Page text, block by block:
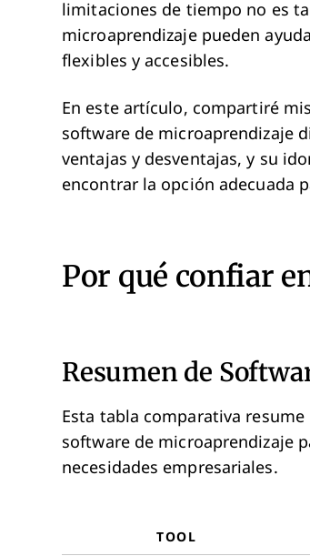
limitaciones de tiempo no es
microaprendizaje pueden
flexibles y accesibles.
En este artículo, compartiré
software de microaprendizaje
ventajas y desventajas, y su
encontrar la opción adecuada
Por qué confiar
Resumen de
Esta tabla comparativa
software de microaprendizaje
necesidades empresariales.
TOOL